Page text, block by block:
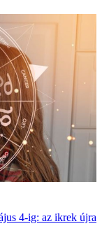
4-ig: az ikrek újra